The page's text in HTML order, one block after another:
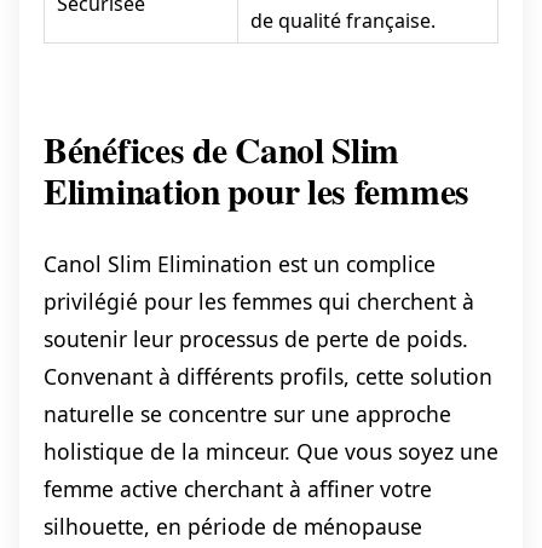
de qualité française.
Bénéfices de Canol Slim
Elimination pour les femmes
Canol Slim Elimination est un complice
privilégié pour les femmes qui cherchent à
soutenir leur processus de perte de poids.
Convenant à différents profils, cette solution
naturelle se concentre sur une approche
holistique de la minceur. Que vous soyez une
femme active cherchant à affiner votre
silhouette, en période de ménopause